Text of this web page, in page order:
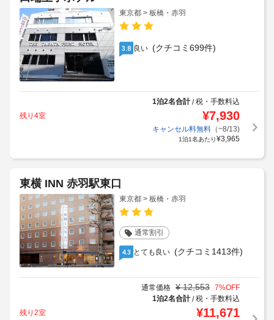
東京都 > 板橋・赤羽
3.8 良い (クチコミ699件)
1泊2名合計/税・手数料込
残り4室
¥7,930
キャンセル料無料（~8/13)
1泊1名あたり¥3,965
東横 INN 赤羽駅東口
東京都 > 板橋・赤羽
通常割引
4.3 とても良い (クチコミ1413件)
通常価格 ¥ 12,553 7%OFF
1泊2名合計/税・手数料込
残り2室
¥11,671